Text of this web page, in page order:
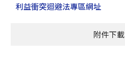
利益衝突迴避法專區網址
附件下載